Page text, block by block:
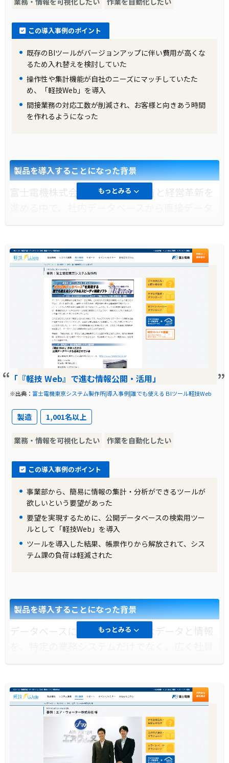
富士電機株式会社は、業務効率化のために
RPA（Robotic Process Automation）に早くか
ら注目していました。特に、単純な入力の手作
業などの自動化は、業務改善の効果が期待でき
ると考えられました。また、IT戦略室では、
RPAの評価やベンチマークを早い段階から開始
[軽技Web]というツールを活用し、ユーザ業務
の自動化を推進しました。2017年を転機に、
また、[軽技Web]とRPAの連携により、ユーザ
部門のExcel業務が大きく効率化され、業務の自
動化が次々と実現されました。
この導入事例のポイント
既存のBIツールがバージョンアップに伴い費用が高くな
るため入れ替えを検討していた
操作性や集計機能が自社のニーズにマッチしていたた
め、「軽技Web」を導入
間接業務の対応工数が削減され、お客様と向きあう時間
を作れるようになった
もっとみる
製品を導入することになった背景
富士電機株式会社では、情報共有と経営革新を
を参照できる環境のニーズが高まっていまし
が、バージョンアップのコストが問題となり、
よりコスト効果の高い「軽技Web」への切り替
えが検討されました。その結果、「軽技Web」
のシンプルさと操作性、そしてコスト削減の可
能性が評価され、導入が決定しました。
導入前に企業が抱えていた課題
富士電機株式会社では、社員が必要に応じて各
種情報を利用できるようにするための公開デー
タベースが構築されていましたが、当初導入さ
れたBIツールの操作が複雑で、全社員がスムー
ズに利用することができませんでした。また、
バージョンアップのコストが非常に高く、これ
導入前の課題に対する解決策
これらの課題を解決するため、「軽技Web」が
選ばれました。その操作性の良さ、必要十分な
機能、そしてExcelへの簡単なデータ再入力と加
工の容易さが評価されました。さらに、開発工
が、システム部門にとって大きなメリットとな
りました。
製品の導入により改善した業務
り、特に会計データの参照が大幅に効率化され
ました。また、URL共有機能により、他の人が
最新のデータをいつでも参照できるようになり
ました。これにより、情報共有が向上し、間接
業務の削減が実現されました。
「『軽技 Web』で進む情報公開・活用」
※出典： 富士電機東京システム製作所|導入事例|誰でも使えるＢIツール軽技Web
製造 1,001名以上
業務・情報を可視化したい 作業を自動化したい
この導入事例のポイント
事業部から、簡易に情報の集計・分析ができるツールが
欲しいという要望があった
要望を実現するために、公開データベースの検索用ツー
ルとして「軽技Web」を導入
ツールを導入した結果、帳票作りから解放されて、シス
テム課の負荷は軽減された
もっとみる
製品を導入することになった背景
データベースに蓄積される膨大なデータと情報
っていました。しかし、高価なシステムを導入
するのではなく、シンプルで低コストなものを
求めていたのです。
導入前に企業が抱えていた課題